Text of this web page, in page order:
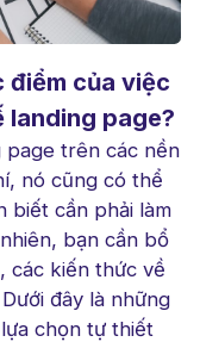
điểm của việc
landing page?
page trên các nền
nó cũng có thể
biết cần phải làm
bạn cần bổ
các kiến thức về
đây là những
chọn tự thiết